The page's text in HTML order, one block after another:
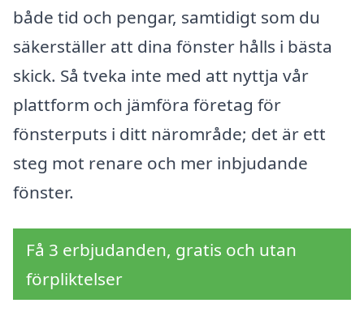
både tid och pengar, samtidigt som du
säkerställer att dina fönster hålls i bästa
skick. Så tveka inte med att nyttja vår
plattform och jämföra företag för
fönsterputs i ditt närområde; det är ett
steg mot renare och mer inbjudande
fönster.
Få 3 erbjudanden, gratis och utan
förpliktelser